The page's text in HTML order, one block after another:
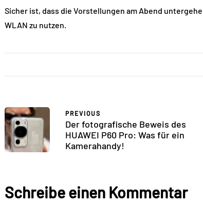
Sicher ist, dass die Vorstellungen am Abend
WLAN zu nutzen.
PREVIOUS
Der fotografische Beweis des
HUAWEI P60 Pro: Was für ein
Kamerahandy!
Schreibe einen Kommentar